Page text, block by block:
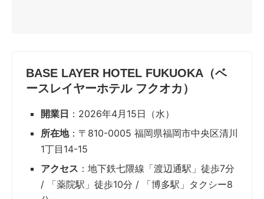
BASE LAYER HOTEL FUKUOKA（ベ
ースレイヤーホテル フクオカ）
開業日 ：2026年4月15日（水）
所在地：〒810-0005 福岡県福岡市中央区清川
1丁目14-15
アクセス ：地下鉄七隈線「渡辺通駅」徒歩7分
/ 「薬院駅」徒歩10分 / 「博多駅」タクシー8